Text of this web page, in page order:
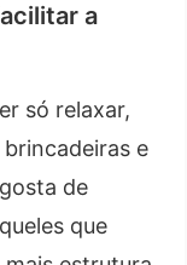
a
só relaxar,
e
de
que